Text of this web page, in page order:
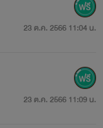
23 ต.ค. 2566 11:04 น.
23 ต.ค. 2566 11:09 น.